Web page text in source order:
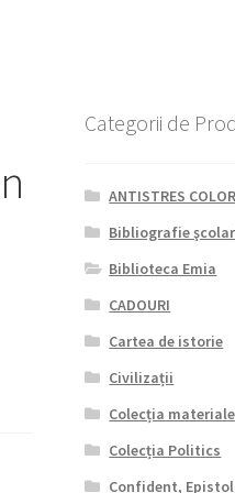
Categorii de
ANTISTRES
Bibliografie
Biblioteca Emia
CADOURI
Cartea de istorie
Civilizații
Colecția
Colecția Politics
Confident,